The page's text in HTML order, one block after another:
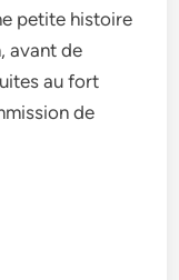
petite histoire
avant de
au fort
de